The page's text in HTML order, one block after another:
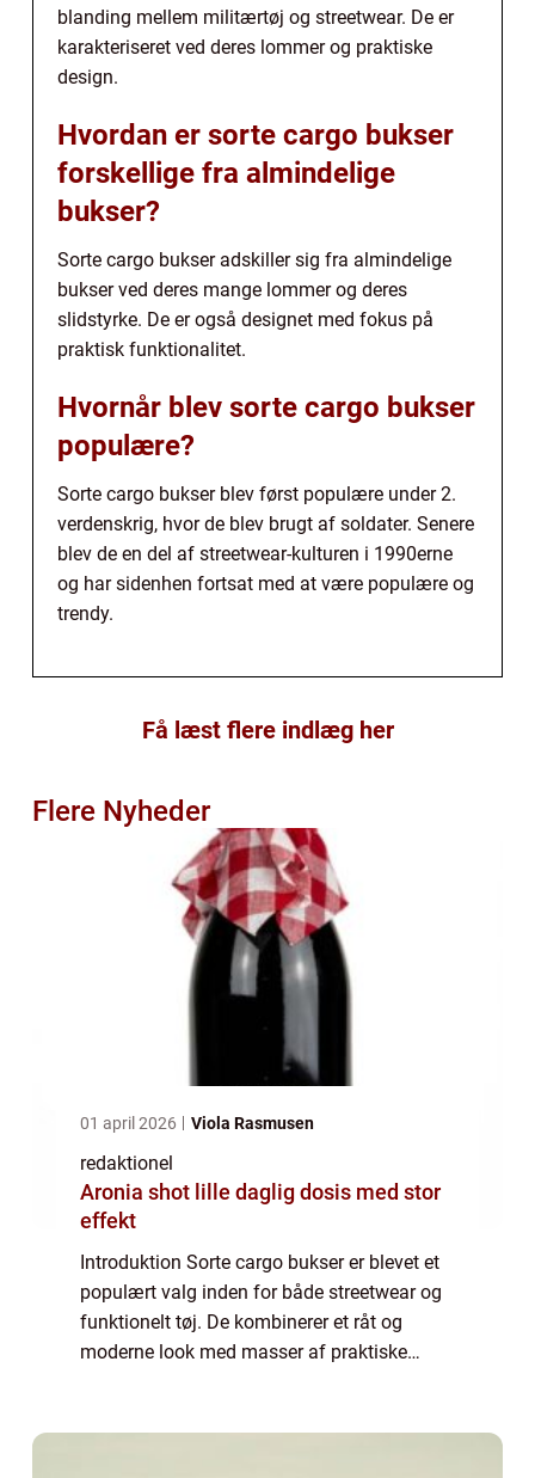
blanding mellem militærtøj og streetwear. De er
karakteriseret ved deres lommer og praktiske
design.
Hvordan er sorte cargo bukser
forskellige fra almindelige
bukser?
Sorte cargo bukser adskiller sig fra almindelige
bukser ved deres mange lommer og deres
slidstyrke. De er også designet med fokus på
praktisk funktionalitet.
Hvornår blev sorte cargo bukser
populære?
Sorte cargo bukser blev først populære under 2.
verdenskrig, hvor de blev brugt af soldater. Senere
blev de en del af streetwear-kulturen i 1990erne
og har sidenhen fortsat med at være populære og
trendy.
Få læst flere indlæg her
Flere Nyheder
01 april 2026 Viola Rasmusen
redaktionel
Aronia shot lille daglig dosis med stor
effekt
Introduktion Sorte cargo bukser er blevet et
populært valg inden for både streetwear og
funktionelt tøj. De kombinerer et råt og
moderne look med masser af praktiske